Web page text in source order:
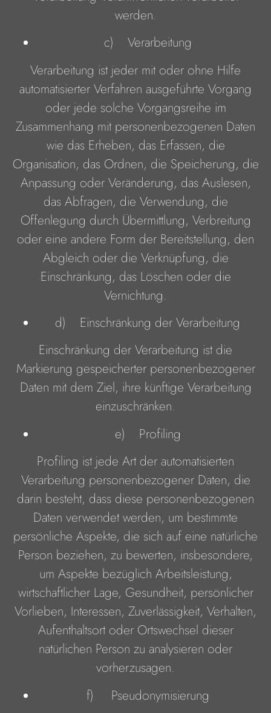
werden.
c) Verarbeitung
Verarbeitung ist jeder mit oder ohne Hilfe
automatisierter Verfahren ausgeführte Vorgang
oder jede solche Vorgangsreihe im
Zusammenhang mit personenbezogenen Daten
wie das Erheben, das Erfassen, die
Organisation, das Ordnen, die Speicherung, die
Anpassung oder Veränderung, das Auslesen,
das Abfragen, die Verwendung, die
Offenlegung durch Übermittlung, Verbreitung
oder eine andere Form der Bereitstellung, den
Abgleich oder die Verknüpfung, die
Einschränkung, das Löschen oder die
Vernichtung.
d) Einschränkung der Verarbeitung
Einschränkung der Verarbeitung ist die
Markierung gespeicherter personenbezogener
Daten mit dem Ziel, ihre künftige Verarbeitung
einzuschränken.
e) Profiling
Profiling ist jede Art der automatisierten
Verarbeitung personenbezogener Daten, die
darin besteht, dass diese personenbezogenen
Daten verwendet werden, um bestimmte
persönliche Aspekte, die sich auf eine natürliche
Person beziehen, zu bewerten, insbesondere,
um Aspekte bezüglich Arbeitsleistung,
wirtschaftlicher Lage, Gesundheit, persönlicher
Vorlieben, Interessen, Zuverlässigkeit, Verhalten,
Aufenthaltsort oder Ortswechsel dieser
natürlichen Person zu analysieren oder
vorherzusagen.
f) Pseudonymisierung